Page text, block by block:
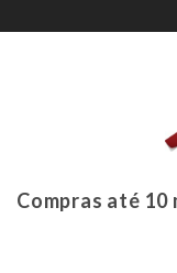
Compras até 10